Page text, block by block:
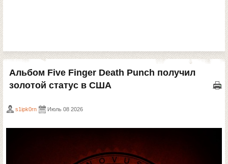
Альбом Five Finger Death Punch получил
золотой статус в США
s1ipk0rn Июль 08 2026